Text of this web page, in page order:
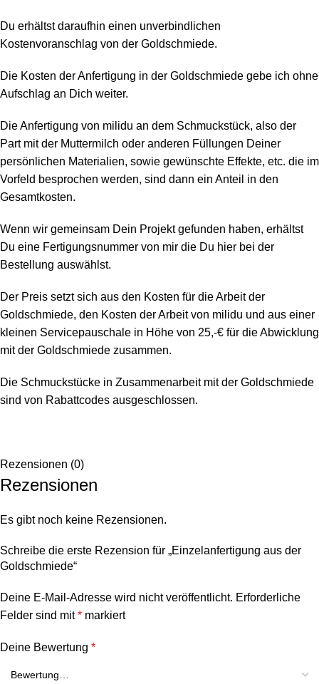
Du erhältst daraufhin einen unverbindlichen
Kostenvoranschlag von der Goldschmiede.
Die Kosten der Anfertigung in der Goldschmiede gebe ich ohne
Aufschlag an Dich weiter.
Die Anfertigung von milidu an dem Schmuckstück, also der
Part mit der Muttermilch oder anderen Füllungen Deiner
persönlichen Materialien, sowie gewünschte Effekte, etc. die im
Vorfeld besprochen werden, sind dann ein Anteil in den
Gesamtkosten.
Wenn wir gemeinsam Dein Projekt gefunden haben, erhältst
Du eine Fertigungsnummer von mir die Du hier bei der
Bestellung auswählst.
Der Preis setzt sich aus den Kosten für die Arbeit der
Goldschmiede, den Kosten der Arbeit von milidu und aus einer
kleinen Servicepauschale in Höhe von 25,-€ für die Abwicklung
mit der Goldschmiede zusammen.
Die Schmuckstücke in Zusammenarbeit mit der Goldschmiede
sind von Rabattcodes ausgeschlossen.
Rezensionen (0)
Rezensionen
Es gibt noch keine Rezensionen.
Schreibe die erste Rezension für „Einzelanfertigung aus der
Goldschmiede“
Deine E-Mail-Adresse wird nicht veröffentlicht. Erforderliche
Felder sind mit* markiert
Deine Bewertung *